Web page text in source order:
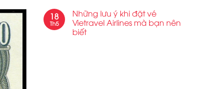
18
Th5
Những lưu ý khi đặt vé
Vietravel Airlines mà bạn nên
biết